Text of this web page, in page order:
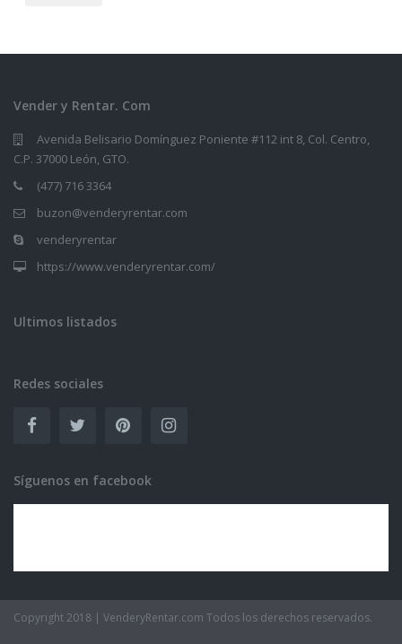
Vender y Rentar. Com
Avenida Belisario Domínguez Poniente #112 int 8, Col. Centro,
C.P. 37000 León, GTO.
(477) 716 3364
buzon@venderyrentar.com
venderyrentar
https://www.venderyrentar.com/
Ultimos listados
Redes sociales
Síguenos en facebook
Copyright 2018 | VenderyRentar.com Todos los derechos reservados.